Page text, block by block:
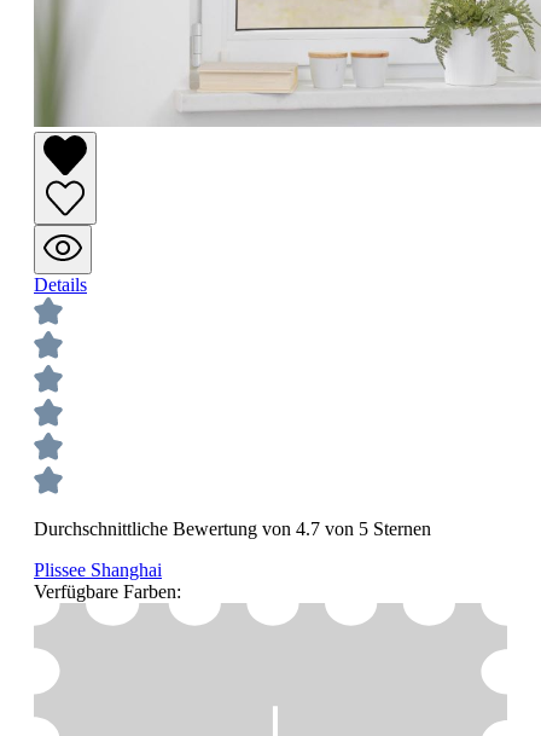
Details
Durchschnittliche Bewertung von 4.7 von 5 Sternen
Plissee Shanghai
Verfügbare Farben: